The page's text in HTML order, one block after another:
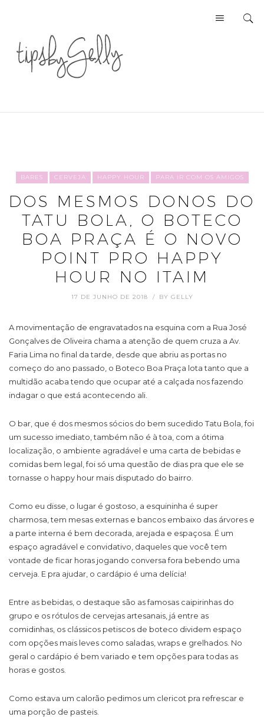
BARES CERVEJA HAPPY HOUR PARA IR COM OS AMIGOS
DOS MESMOS DONOS DO
TATU BOLA, O BOTECO
BOA PRAÇA É O NOVO
POINT PRO HAPPY
HOUR NO ITAIM
17 DE JUNHO DE 2018 BY GELLY
A movimentação de engravatados na esquina com a Rua José
Gonçalves de Oliveira chama a atenção de quem cruza a Av.
Faria Lima no final da tarde, desde que abriu as portas no
começo do ano passado, o Boteco Boa Praça lota tanto que a
multidão acaba tendo que ocupar até a calçada nos fazendo
indagar o que está acontecendo ali.
O bar, que é dos mesmos sócios do bem sucedido Tatu Bola, foi
um sucesso imediato, também não é à toa, com a ótima
localização, o ambiente agradável e uma carta de bebidas e
comidas bem legal, foi só uma questão de dias pra que ele se
tornasse o happy hour mais disputado do bairro.
Como eu disse, o lugar é gostoso, a esquininha é super
charmosa, tem mesas externas e bancos embaixo das árvores e
a parte interna é bem decorada, arejada e espaçosa. É um
espaço agradável e convidativo, daqueles que você tem
vontade de ficar horas jogando conversa fora bebendo uma
cerveja. E pra ajudar, o cardápio é uma delícia!
Entre as bebidas, o destaque são as famosas caipirinhas do
grupo e os rótulos de cervejas artesanais, já entre as
comidinhas, os clássicos petiscos de boteco dividem espaço
com opções mais leves como saladas, wraps e grelhados. No
geral o cardápio é bem variado e tem opções para todas as
horas e gostos.
Como estava um calorão pedimos um clericot pra refrescar e
uma porção de pasteis.